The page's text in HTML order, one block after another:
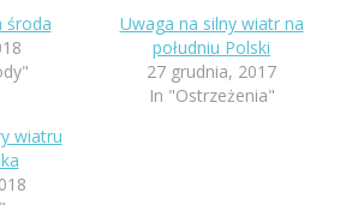
środa
Uwaga na silny wiatr na
południu Polski
27 grudnia, 2017
In "Ostrzeżenia"
wiatru